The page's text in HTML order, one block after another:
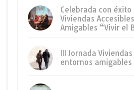
Celebrada con éxito
Viviendas
Amigables “Vivir el
III Jornada
entornos